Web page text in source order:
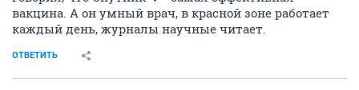
вакцина. А он умный врач, в красной зоне работает
каждый день, журналы научные читает.
ОТВЕТИТЬ